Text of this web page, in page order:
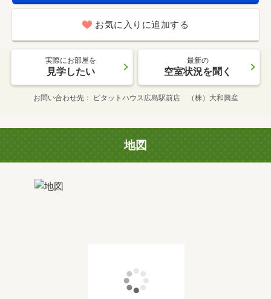
お気に入りに追加する
実際にお部屋を
見学したい
最新の
空室状況を聞く
お問い合わせ先 ピタットハウス広島駅前店 （株）大和興産
地図